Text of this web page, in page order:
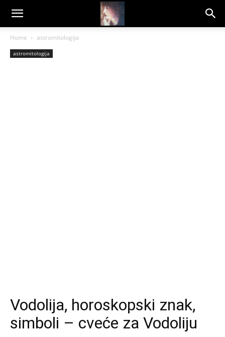
Dragana
Amarilis
Home astromitologija
astromitologija
Vodolija, horoskopski znak,
simboli – cveće za Vodoliju